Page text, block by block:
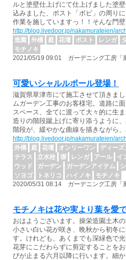
ルと塗壁仕上げにて仕上げました塗
込みました、ポスト「ボビ」の周り
作業を施していますっ！！そんな門
http://blog.livedoor.jp/nakamurateien/
造園
外構 庭 花壇 ポスト レンガ
モチノキ
2021/05/19 09:01 ガーデニング工房「
可愛いシャルルポール登場！
滋賀県草津市にて施工させて頂きま
ムガーデン工事のお客様宅。道路に
スペース、全てに渡って大々的に生
造りの階段蹴上げに寄り添うように
階段が、緩やかな曲線を描きながら
http://blog.livedoor.jp/nakamurateien/
外構
庭 花壇 オンリーワン ディーズ
テラス
立水栓 塀 レンガ アール イ
ウッド
ガーデン ガーデンアイテム
ソヨゴ
トネリコ ハイノキ
モチノキ
2020/05/31 08:14 ガーデニング工房「
モチノキは花や実より葉を愛
おはようございます。操栄造園土木
小さい白い花が咲き、晩秋から初冬
す。けれども、あくまでも深緑色で
花芽にこだわらずに剪定することを
びが止まる六月以降に行います。細